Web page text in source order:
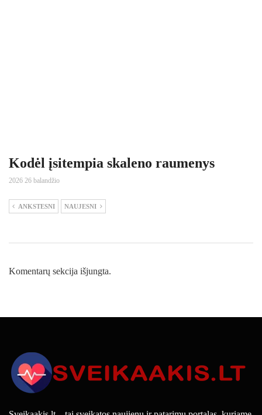
Kodėl įsitempia skaleno raumenys
2026 26 balandžio
ANKSTESNI NAUJESNI
Komentarų sekcija išjungta.